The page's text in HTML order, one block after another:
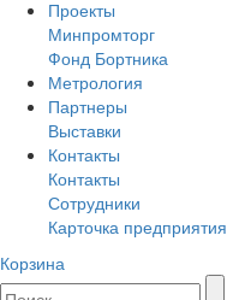
Проекты
Минпромторг
Фонд Бортника
Метрология
Партнеры
Выставки
Контакты
Контакты
Сотрудники
Карточка предприятия
Корзина